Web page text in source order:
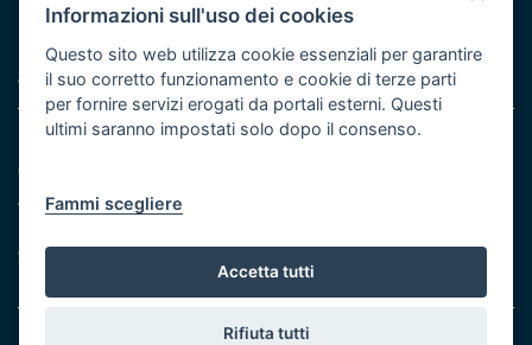
Iniziativa finanziata con risorse del POR Puglia 2014/2020 -
Asse XI
Note legali
Cookie e privacy
Atti di notifica
Servizi Intranet
Informazioni sull'uso dei cookies
Questo sito web utilizza cookie essenziali per garantire
il suo corretto funzionamento e cookie di terze parti
per fornire servizi erogati da portali esterni. Questi
ultimi saranno impostati solo dopo il consenso.
Fammi scegliere
Accetta tutti
Rifiuta tutti